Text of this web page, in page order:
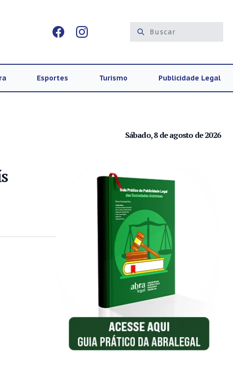
Esportes Turismo Publicidade Legal
Sábado, 8 de agosto de 2026